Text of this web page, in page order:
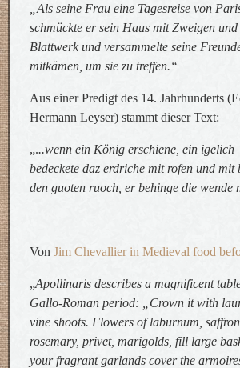
„Als seine Frau eine Tagesreise von
schmückte er sein Haus mit Zweigen
Blattwerk und versammelte seine
mitkämen, um sie zu treffen.“
Aus einer Predigt des 14. Jahrhunderts
Hermann Leyser) stammt dieser Text:
„...wenn ein König erschiene, ein igelich
bedeckete daz erdriche mit rofen und mit
den guoten ruoch, er behinge die wende
Von Jim Chevallier in Medieval food
„Apollinaris describes a magnificent
Gallo-Roman period: „Crown it with
vine shoots. Flowers of laburnum,
rosemary, privet, marigolds, fill large
your fragrant garlands cover the